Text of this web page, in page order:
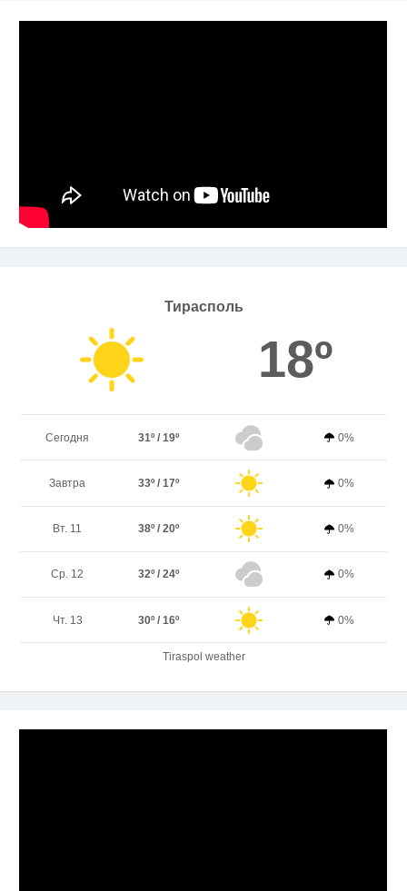
Тирасполь
18º
Сегодня 31º / 19º 0%
Завтра 33º / 17º 0%
Вт. 11 38º / 20º 0%
Ср. 12 32º / 24º 0%
Чт. 13 30º / 16º 0%
Tiraspol weather